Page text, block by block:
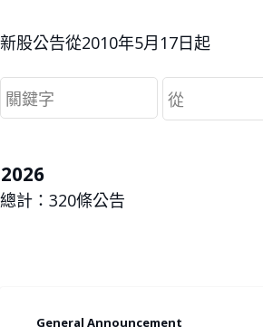
新股公告從2010年5月17日起
從
2026
總計： 320條公告
General Announcement